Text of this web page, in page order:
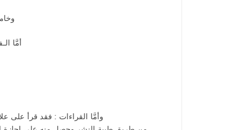
أمَّا
وأمَّا القراءات : فقد قرأ على